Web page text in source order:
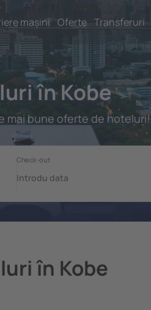
mașini Oferte Transferuri
în Kobe
mai bune oferte de hoteluri!
în Kobe